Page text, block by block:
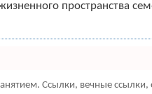
пространства
Ссылки, вечные ссылки,